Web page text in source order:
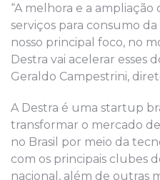
“A melhora e a
serviços para consumo
nosso principal foco, no
Destra vai acelerar esses
Geraldo Campestrini,
A Destra é uma startup
transformar o mercado
no Brasil por meio da
com os principais clubes
nacional, além de outras